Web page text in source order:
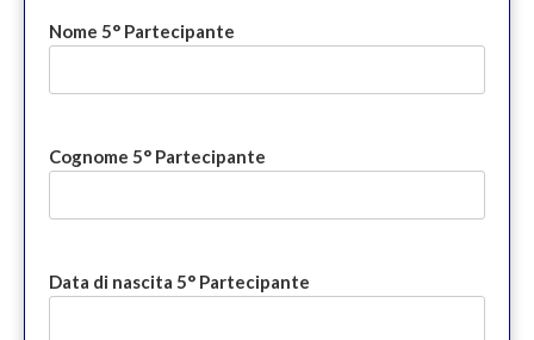
Nome 5° Partecipante
Cognome 5° Partecipante
Data di nascita 5° Partecipante